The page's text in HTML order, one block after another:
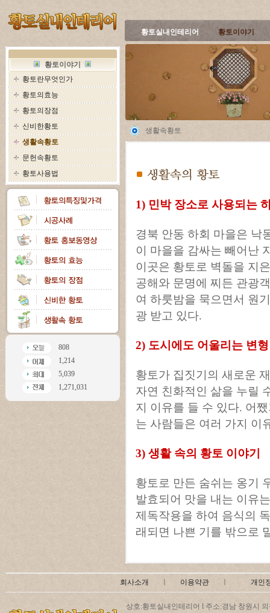
황토실내인테리어 황토이야기
황토이야기
황토란무엇인가
황토의효능
황토의장점
신비한황토
생활속황토
문헌속황토
황토사용법
808
1,214
5,039
1,271,031
생활속황토
1) 민박 장소로 사용되는
경북 안동 하회 마을은 낙
이 마을을 감싸는 빼어난
이곳은 황토로 벽돌을 지
공해와 문명에 찌든 관광
여 하룻밤을 묵으면서 원
광 받고 있다.
2) 도시에도 어울리는 변
황토가 집짓기의 새로운
자연 친화적인 삶을 누릴
지 이유를 들 수 있다. 어
는 사람들은 여러 가지 이
3) 생활 속의 황토 이야기
황토로 만든 숨쉬는 옹기
발효되어 맛을 내는 이유
제독작용을 하여 음식의
래되면 나쁜 기를 밖으로
회사소개 이용약관 개인
상호:황토실내인테리어 l 주소:경남 창원시